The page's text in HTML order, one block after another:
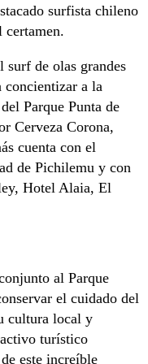
surfista chileno
surf de olas grandes
concientizar a la
Parque Punta de
Cerveza Corona,
cuenta con el
de Pichilemu y con
Hotel Alaia, El
al Parque
el cuidado del
cultura local y
turístico
este increíble